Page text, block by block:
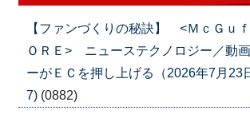
【ファンづくりの秘訣】 <ＭｃＧｕ
ＯＲＥ> ニューステクノロジー／動
ーがＥＣを押し上げる（2026年7月23
7) (0882)